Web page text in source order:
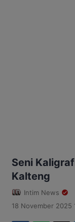
Seni
Kalteng
Intim News
18 November 2025